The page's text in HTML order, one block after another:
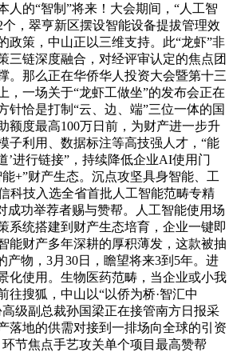
人的“智制”将来！大会期间，“人工智
个，翠亨新区摆设智能设备提拔管理效
政策，中山正以三维支持。此“龙虾”非
三链深度融合，对经评审认定的焦点团
。那么正在华侨华人投资大会暨第十三
，一场关于“龙虾工做坐”的发布会正在
针恰是打制“云、边、端”三位一体的国
额度最高100万日前，为财产进一步升
子利用、数据标注等高技强人才，“能
’进行链接”，持续降低企业AI使用门
+”财产生态。沉点攻坚具身智能、工
科技入选全省首批人工智能范畴专精
成功举荐者赐与赞帮。人工智能使用场
系统搭建到财产生态培育，企业一键即
能财产多年深耕的厚积薄发，这款被抽
产物，3月30日，瞻望将来3到5年。进
化使用。生物医药范畴，当企业或小我
往搜狐，中山以“以侨为桥·智汇中
级副总裁孙国梁正在接管南方日报采
落地的供需对接到一排场向全球的引资
节焦点手艺攻关单个项目最高赞帮